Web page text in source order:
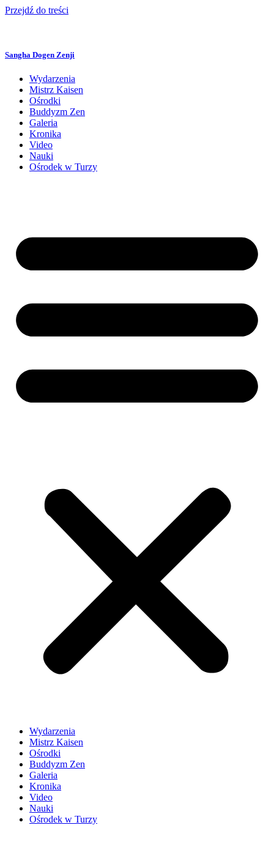
Przejdź do treści
Sangha Dogen Zenji
Wydarzenia
Mistrz Kaisen
Ośrodki
Buddyzm Zen
Galeria
Kronika
Video
Nauki
Ośrodek w Turzy
Wydarzenia
Mistrz Kaisen
Ośrodki
Buddyzm Zen
Galeria
Kronika
Video
Nauki
Ośrodek w Turzy